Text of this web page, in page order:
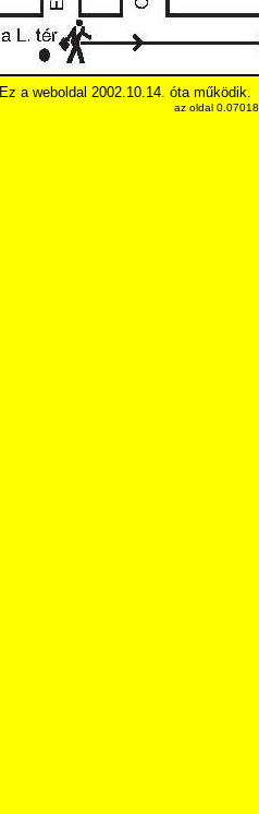
Ez a weboldal 2002.10.14. óta működik.
az oldal